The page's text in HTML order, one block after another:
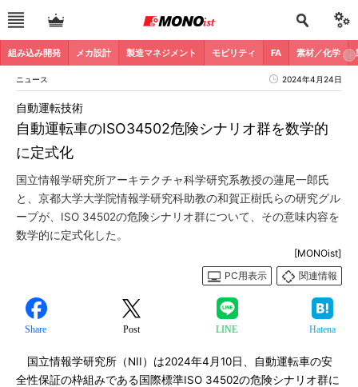
組み込み開発 メカ設計 製造マネジメント モビリティ FA 素材／化学
ニュース 2024年4月24日
自動運転車のISO34502危険シナリオ群を数学的
に定式化
自動運転技術
国立情報学研究所アーキテクチャ科学研究系教授の蓮尾一郎氏
と、京都大学大学院情報学研究科助教の和賀正樹氏らの研究グル
ープが、ISO 34502の危険シナリオ群について、その意味内容を
数学的に定式化した。
[MONOist]
PC用表示
関連情報
Share Post LINE Hatena
国立情報学研究所（NII）は2024年4月10日、自動運転車の安
全性保証の枠組みである国際標準ISO 34502の危険シナリオ群に